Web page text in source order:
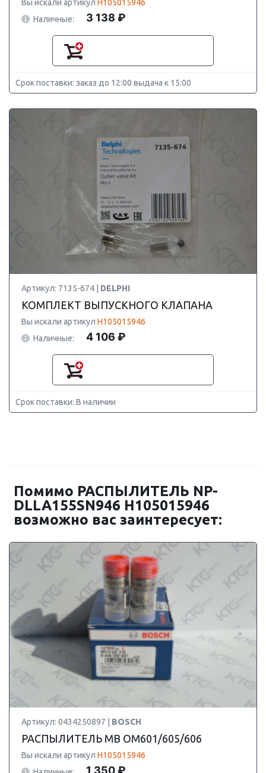
Вы искали артикул H105015946
Наличные:
3 138 ₽
Срок поставки: заказ до 12:00 выдача к 15:00
Артикул: 7135-674 | DELPHI
КОМПЛЕКТ ВЫПУСКНОГО КЛАПАНА
Вы искали артикул H105015946
Наличные:
4 106 ₽
Срок поставки: В наличии
Помимо РАСПЫЛИТЕЛЬ NP-
DLLA155SN946 H105015946
возможно вас заинтересует:
Артикул: 0434250897 | BOSCH
РАСПЫЛИТЕЛЬ MB OM601/605/606
Вы искали артикул H105015946
1 350 ₽